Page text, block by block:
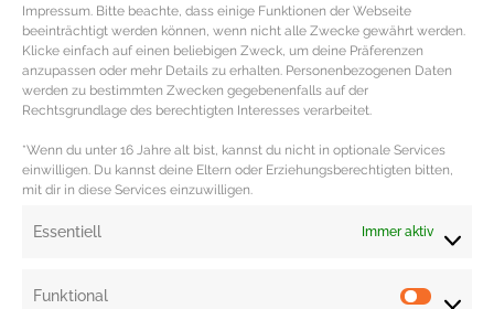
Impressum. Bitte beachte, dass einige Funktionen der Webseite
beeinträchtigt werden können, wenn nicht alle Zwecke gewährt werden.
Klicke einfach auf einen beliebigen Zweck, um deine Präferenzen
anzupassen oder mehr Details zu erhalten. Personenbezogenen Daten
werden zu bestimmten Zwecken gegebenenfalls auf der
Rechtsgrundlage des berechtigten Interesses verarbeitet.
*Wenn du unter 16 Jahre alt bist, kannst du nicht in optionale Services
einwilligen. Du kannst deine Eltern oder Erziehungsberechtigten bitten,
mit dir in diese Services einzuwilligen.
Essentiell Immer aktiv
Funktional
Möbel und Dekoration in den
Trendfarben Rosa und Kupfer
Kupfer Rosatöne sind nicht nur in der Mode sondern
auch im Interior
MEHR DAZU »